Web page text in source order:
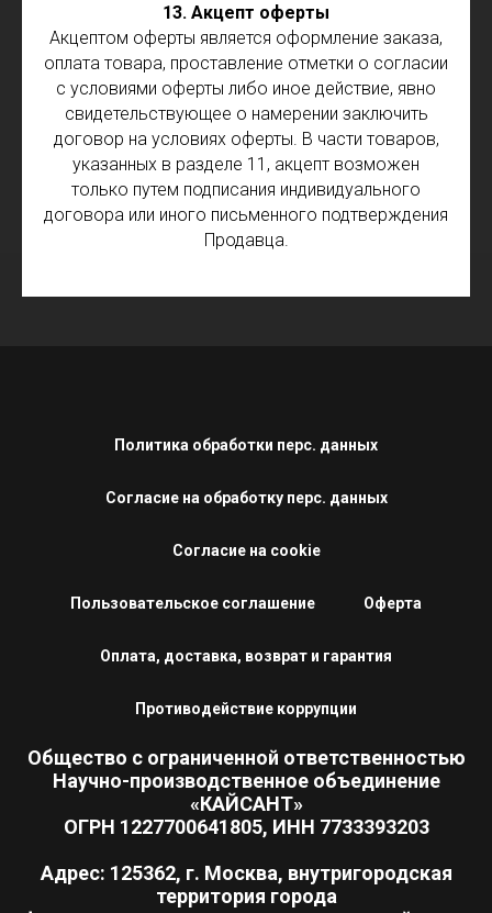
13. Акцепт оферты
Акцептом оферты является оформление заказа,
оплата товара, проставление отметки о согласии
с условиями оферты либо иное действие, явно
свидетельствующее о намерении заключить
договор на условиях оферты. В части товаров,
указанных в разделе 11, акцепт возможен
только путем подписания индивидуального
договора или иного письменного подтверждения
Продавца.
Политика обработки перс. данных
Согласие на обработку перс. данных
Согласие на cookie
Пользовательское соглашение Оферта
Оплата, доставка, возврат и гарантия
Противодействие коррупции
Общество с ограниченной ответственностью
Научно-производственное объединение
«КАЙСАНТ»
ОГРН 1227700641805, ИНН 7733393203
Адрес: 125362, г. Москва, внутригородская
территория города